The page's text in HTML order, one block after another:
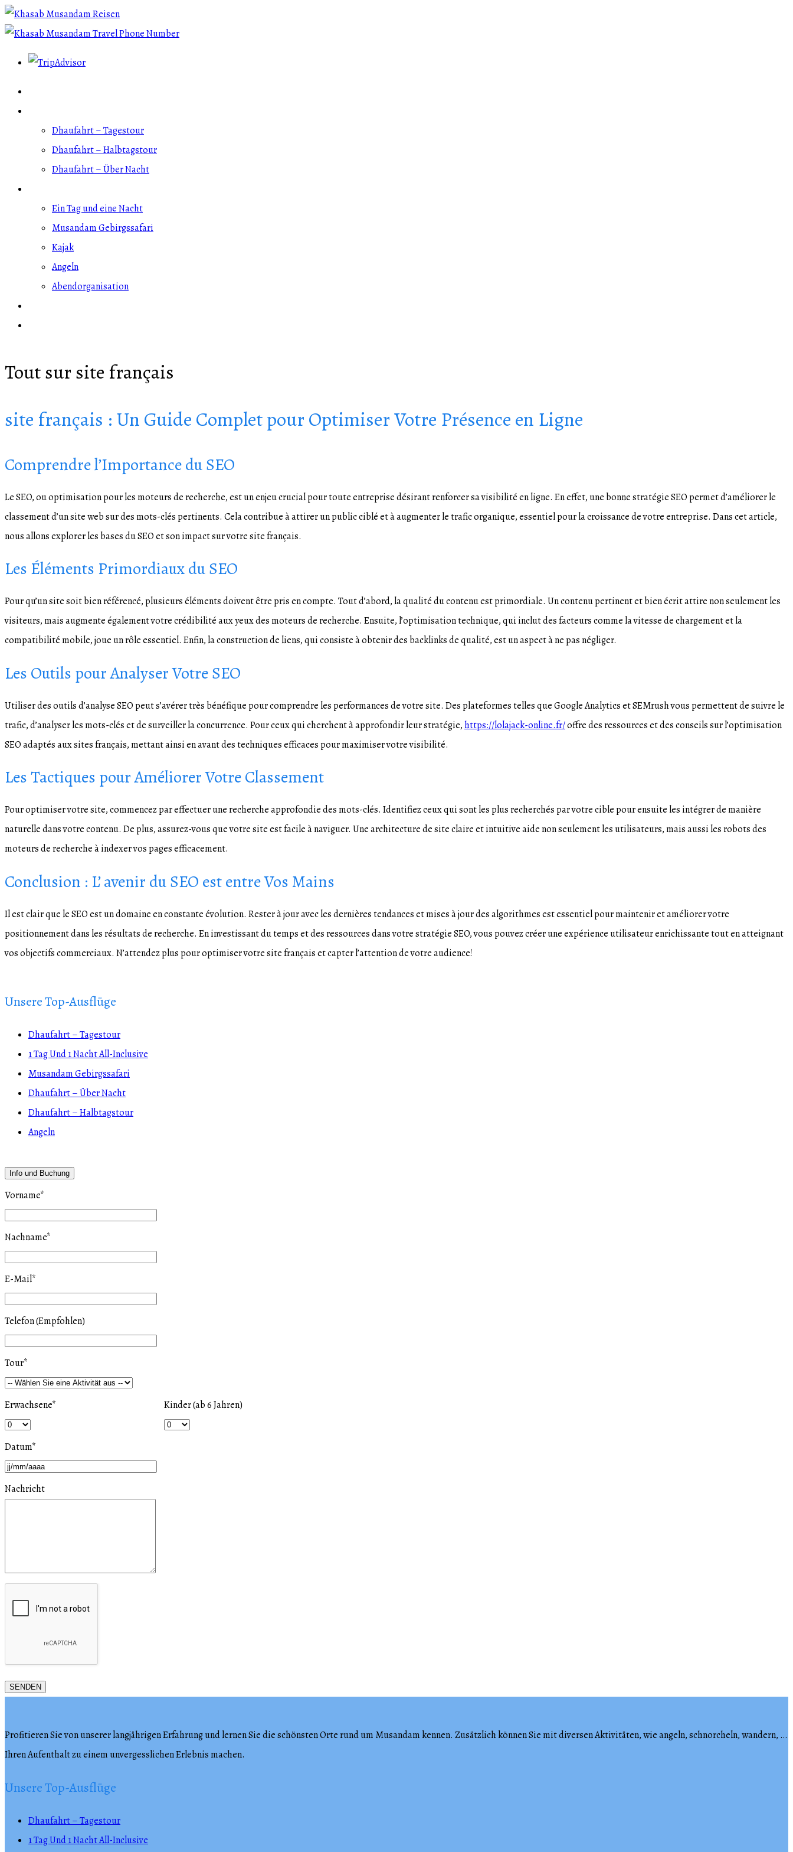
Dhaufahrt – Tagestour
Dhaufahrt – Halbtagstour
Dhaufahrt – Über Nacht
Ein Tag und eine Nacht
Musandam Gebirgssafari
Kajak
Angeln
Abendorganisation
Tout sur site français
site français : Un Guide Complet pour Optimiser Votre Présence en Ligne
Comprendre l’Importance du SEO
Le SEO, ou optimisation pour les moteurs de recherche, est un enjeu crucial pour toute entreprise désirant renforcer sa visibilité en ligne. En effet, une bonne stratégie SEO permet d’améliorer le
classement d’un site web sur des mots-clés pertinents. Cela contribue à attirer un public ciblé et à augmenter le trafic organique, essentiel pour la croissance de votre entreprise. Dans cet article,
nous allons explorer les bases du SEO et son impact sur votre site français.
Les Éléments Primordiaux du SEO
Pour qu’un site soit bien référencé, plusieurs éléments doivent être pris en compte. Tout d’abord, la qualité du contenu est primordiale. Un contenu pertinent et bien écrit attire non seulement les
visiteurs, mais augmente également votre crédibilité aux yeux des moteurs de recherche. Ensuite, l’optimisation technique, qui inclut des facteurs comme la vitesse de chargement et la
compatibilité mobile, joue un rôle essentiel. Enfin, la construction de liens, qui consiste à obtenir des backlinks de qualité, est un aspect à ne pas négliger.
Les Outils pour Analyser Votre SEO
Utiliser des outils d’analyse SEO peut s’avérer très bénéfique pour comprendre les performances de votre site. Des plateformes telles que Google Analytics et SEMrush vous permettent de suivre le
trafic, d’analyser les mots-clés et de surveiller la concurrence. Pour ceux qui cherchent à approfondir leur stratégie,https://lolajack-online.fr/offre des ressources et des conseils sur l’optimisation
SEO adaptés aux sites français, mettant ainsi en avant des techniques efficaces pour maximiser votre visibilité.
Les Tactiques pour Améliorer Votre Classement
Pour optimiser votre site, commencez par effectuer une recherche approfondie des mots-clés. Identifiez ceux qui sont les plus recherchés par votre cible pour ensuite les intégrer de manière
naturelle dans votre contenu. De plus, assurez-vous que votre site est facile à naviguer. Une architecture de site claire et intuitive aide non seulement les utilisateurs, mais aussi les robots des
moteurs de recherche à indexer vos pages efficacement.
Conclusion : L’ avenir du SEO est entre Vos Mains
Il est clair que le SEO est un domaine en constante évolution. Rester à jour avec les dernières tendances et mises à jour des algorithmes est essentiel pour maintenir et améliorer votre
positionnement dans les résultats de recherche. En investissant du temps et des ressources dans votre stratégie SEO, vous pouvez créer une expérience utilisateur enrichissante tout en atteignant
vos objectifs commerciaux. N’attendez plus pour optimiser votre site français et capter l’attention de votre audience!
Unsere Top-Ausflüge
Dhaufahrt – Tagestour
1 Tag Und 1 Nacht All-Inclusive
Musandam Gebirgssafari
Dhaufahrt – Über Nacht
Dhaufahrt – Halbtagstour
Angeln
Info und Buchung
Vorname*
Nachname*
E-Mail*
Telefon (Empfohlen)
Tour*
Erwachsene* Kinder (ab 6 Jahren)
Datum*
Nachricht
Profitieren Sie von unserer langjährigen Erfahrung und lernen Sie die schönsten Orte rund um Musandam kennen. Zusätzlich können Sie mit diversen Aktivitäten, wie angeln, schnorcheln, wandern, …
Ihren Aufenthalt zu einem unvergesslichen Erlebnis machen.
Unsere Top-Ausflüge
Dhaufahrt – Tagestour
1 Tag Und 1 Nacht All-Inclusive